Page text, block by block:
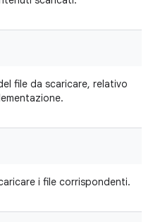
file da scaricare, relativo
i file corrispondenti.